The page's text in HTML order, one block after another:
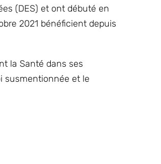
(DES) et ont débuté en
2021 bénéficient depuis
la Santé dans ses
susmentionnée et le